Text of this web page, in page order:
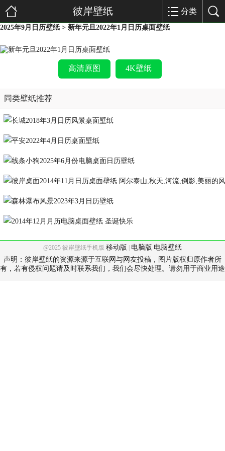
彼岸壁纸 分类
2025年9月日历壁纸 > 新年元旦2022年1月日历桌面壁纸
高清原图 4K壁纸
同类壁纸推荐
@2025 彼岸壁纸手机版 移动版 电脑版 电脑壁纸
声明：彼岸壁纸的资源来源于互联网与网友投稿，图片版权归原作者所
有，若有侵权问题请及时联系我们，我们会尽快处理。请勿用于商业用途